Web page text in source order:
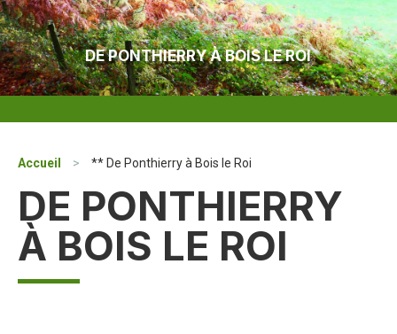
DE PONTHIERRY À BOIS LE ROI
Accueil > ** De Ponthierry à Bois le Roi
DE PONTHIERRY
À BOIS LE ROI